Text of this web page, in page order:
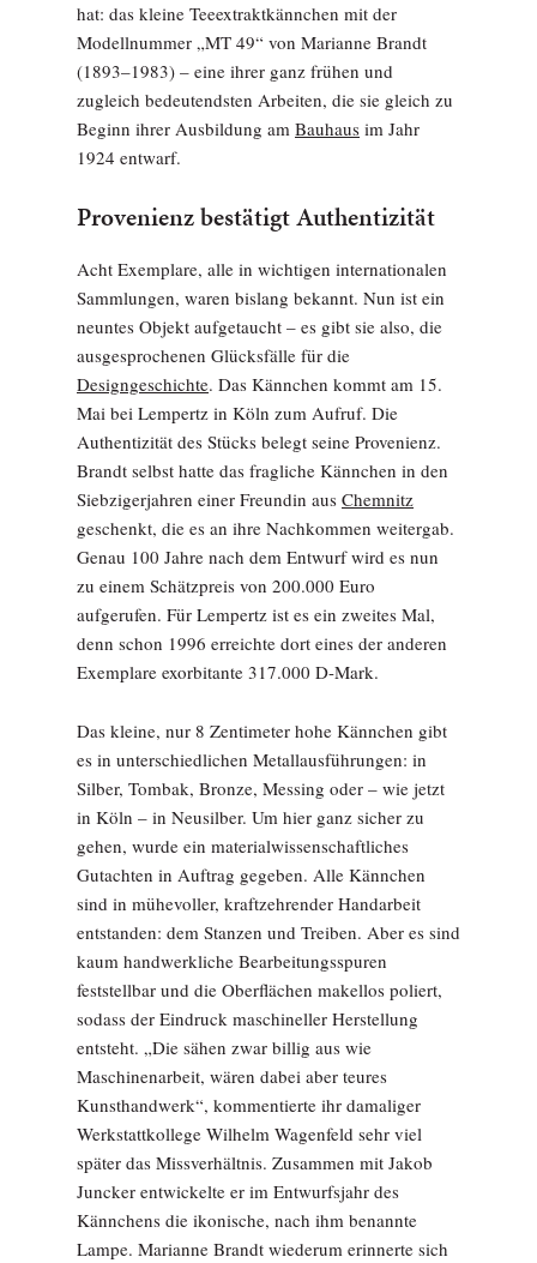
hat: das kleine Teeextraktkännchen mit der
Modellnummer „MT 49“ von Marianne Brandt
(1893–1983) – eine ihrer ganz frühen und
zugleich bedeutendsten Arbeiten, die sie gleich zu
Beginn ihrer Ausbildung am Bauhaus im Jahr
1924 entwarf.
Provenienz bestätigt Authentizität
Acht Exemplare, alle in wichtigen internationalen
Sammlungen, waren bislang bekannt. Nun ist ein
neuntes Objekt aufgetaucht – es gibt sie also, die
ausgesprochenen Glücksfälle für die
Designgeschichte. Das Kännchen kommt am 15.
Mai bei Lempertz in Köln zum Aufruf. Die
Authentizität des Stücks belegt seine Provenienz.
Brandt selbst hatte das fragliche Kännchen in den
Siebzigerjahren einer Freundin aus Chemnitz
geschenkt, die es an ihre Nachkommen weitergab.
Genau 100 Jahre nach dem Entwurf wird es nun
zu einem Schätzpreis von 200.000 Euro
aufgerufen. Für Lempertz ist es ein zweites Mal,
denn schon 1996 erreichte dort eines der anderen
Exemplare exorbitante 317.000 D-Mark.
Das kleine, nur 8 Zentimeter hohe Kännchen gibt
es in unterschiedlichen Metallausführungen: in
Silber, Tombak, Bronze, Messing oder – wie jetzt
in Köln – in Neusilber. Um hier ganz sicher zu
gehen, wurde ein materialwissenschaftliches
Gutachten in Auftrag gegeben. Alle Kännchen
sind in mühevoller, kraftzehrender Handarbeit
entstanden: dem Stanzen und Treiben. Aber es sind
kaum handwerkliche Bearbeitungsspuren
feststellbar und die Oberflächen makellos poliert,
sodass der Eindruck maschineller Herstellung
entsteht. „Die sähen zwar billig aus wie
Maschinenarbeit, wären dabei aber teures
Kunsthandwerk“, kommentierte ihr damaliger
Werkstattkollege Wilhelm Wagenfeld sehr viel
später das Missverhältnis. Zusammen mit Jakob
Juncker entwickelte er im Entwurfsjahr des
Kännchens die ikonische, nach ihm benannte
Lampe. Marianne Brandt wiederum erinnerte sich